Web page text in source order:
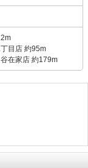
目店 約95m
在家店 約179m